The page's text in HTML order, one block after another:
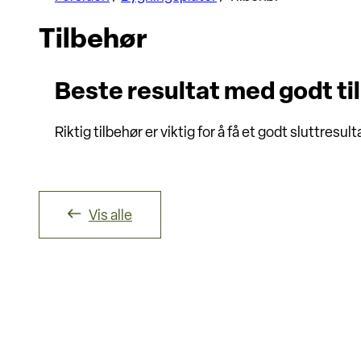
Tilbehør
Beste resultat med godt
Riktig tilbehør er viktig for å få et godt
Vis alle